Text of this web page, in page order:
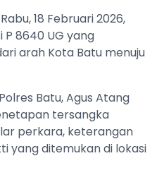
18 Februari 2026,
8640 UG yang
arah Kota Batu menuju
Batu, Agus Atang
tersangka
perkara, keterangan
yang ditemukan di lokasi